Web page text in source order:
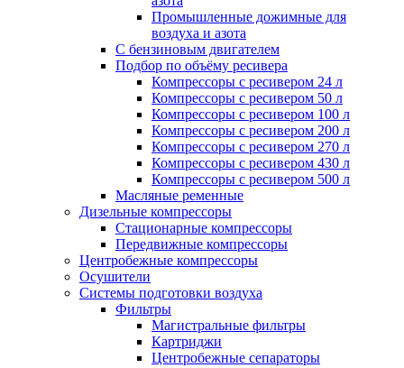
Промышленные дожимные для
воздуха и азота
С бензиновым двигателем
Подбор по объёму ресивера
Компрессоры с ресивером 24 л
Компрессоры с ресивером 50 л
Компрессоры с ресивером 100 л
Компрессоры с ресивером 200 л
Компрессоры с ресивером 270 л
Компрессоры с ресивером 430 л
Компрессоры с ресивером 500 л
Масляные ременные
Дизельные компрессоры
Стационарные компрессоры
Передвижные компрессоры
Центробежные компрессоры
Осушители
Системы подготовки воздуха
Фильтры
Магистральные фильтры
Картриджи
Центробежные сепараторы